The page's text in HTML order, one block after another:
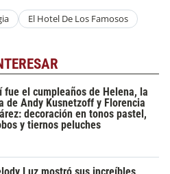
El Hotel De Los Famosos
fue el cumpleaños de Helena, la
de Andy Kusnetzoff y Florencia
decoración en tonos pastel,
y tiernos peluches
Luz mostró sus increíbles